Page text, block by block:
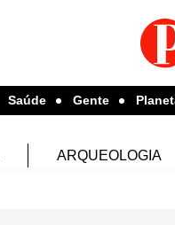
Saúde Gente
ARQUEOLOGIA